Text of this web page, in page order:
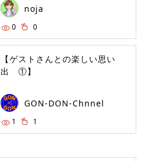
noja
0 0
【ゲストさんとの楽しい思い
出 ①】
GON-DON-Chnnel
1 1